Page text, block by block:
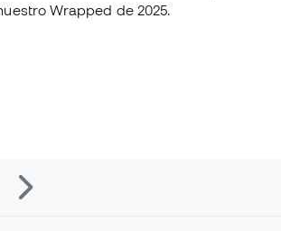
Wrapped de 2025.